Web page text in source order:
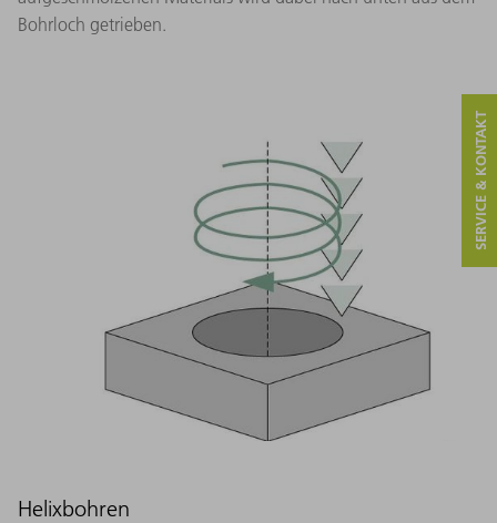
Bohrloch getrieben.
Helixbohren
SERVICE & KONTAKT